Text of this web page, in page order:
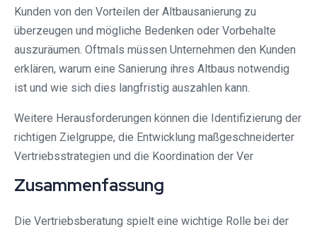
Kunden von den Vorteilen der Altbausanierung zu
überzeugen und mögliche Bedenken oder Vorbehalte
auszuräumen. Oftmals müssen Unternehmen den Kunden
erklären, warum eine Sanierung ihres Altbaus notwendig
ist und wie sich dies langfristig auszahlen kann.
Weitere Herausforderungen können die Identifizierung der
richtigen Zielgruppe, die Entwicklung maßgeschneiderter
Vertriebsstrategien und die Koordination der Ver
Zusammenfassung
Die Vertriebsberatung spielt eine wichtige Rolle bei der